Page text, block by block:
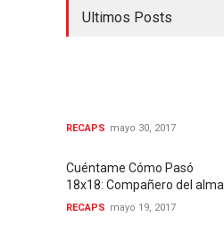
Ultimos Posts
RECAPS mayo 30, 2017
Cuéntame Cómo Pasó
18x18: Compañero del alma
RECAPS mayo 19, 2017